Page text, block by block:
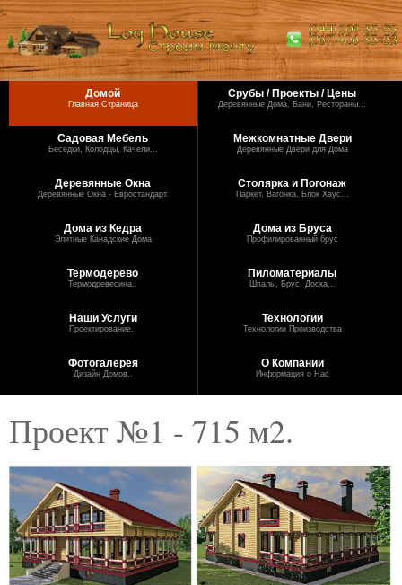
Домой
Главная Страница
Срубы / Проекты / Цены
Деревянные Дома, Бани, Рестораны...
Садовая Мебель
Беседки, Колодцы, Качели...
Межкомнатные Двери
Деревянные Двери для Дома
Деревянные Окна
Деревянные Окна - Евростандарт.
Столярка и Погонаж
Паркет, Вагонка, Блок Хаус...
Дома из Кедра
Элитные Канадские Дома
Дома из Бруса
Профилированный брус
Термодерево
Термодревесина..
Пиломатериалы
Шпалы, Брус, Доска...
Наши Услуги
Проектирование..
Технологии
Технологии Производства
Фотогалерея
Дизайн Домов..
О Компании
Информация о Нас
Проект №1 - 715 м2.